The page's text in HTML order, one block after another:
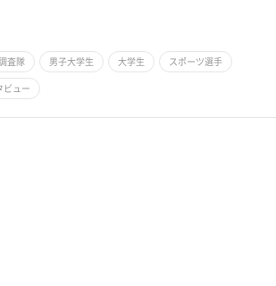
査隊 男子大学生 大学生 スポーツ選手
ビュー